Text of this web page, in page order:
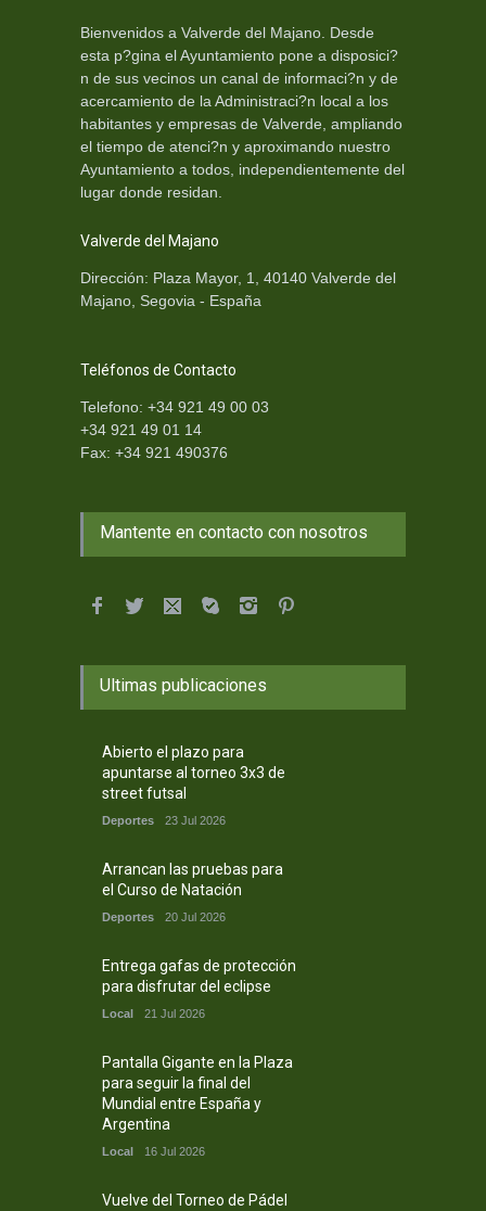
Bienvenidos a Valverde del Majano. Desde
esta p?gina el Ayuntamiento pone a disposici?
n de sus vecinos un canal de informaci?n y de
acercamiento de la Administraci?n local a los
habitantes y empresas de Valverde, ampliando
el tiempo de atenci?n y aproximando nuestro
Ayuntamiento a todos, independientemente del
lugar donde residan.
Valverde del Majano
Dirección: Plaza Mayor, 1, 40140 Valverde del
Majano, Segovia - España
Teléfonos de Contacto
Telefono: +34 921 49 00 03
+34 921 49 01 14
Fax: +34 921 490376
Mantente en contacto con nosotros
Ultimas publicaciones
Abierto el plazo para
apuntarse al torneo 3x3 de
street futsal
Deportes 23 Jul 2026
Arrancan las pruebas para
el Curso de Natación
Deportes 20 Jul 2026
Entrega gafas de protección
para disfrutar del eclipse
Local 21 Jul 2026
Pantalla Gigante en la Plaza
para seguir la final del
Mundial entre España y
Argentina
Local 16 Jul 2026
Vuelve del Torneo de Pádel